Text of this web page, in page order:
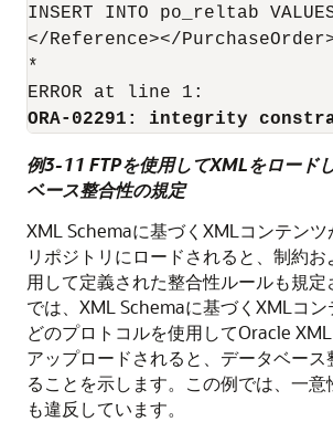
INSERT INTO po_reltab
</Reference></
*
ORA-02291: integrity
例3-11 FTPを使用してXMLをロード
ベース整合性の規定
XML Schemaに基づくXMLコンテン
リポジトリにロードされると、制約
用して定義された整合性ルールも規
では、XML Schemaに基づくXMLコ
どのプロトコルを使用してOracle
アップロードされると、データベー
ることを示します。この例では、一
も違反しています。